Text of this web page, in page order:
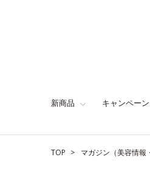
新商品 キャンペーン
TOP マガジン（美容情報